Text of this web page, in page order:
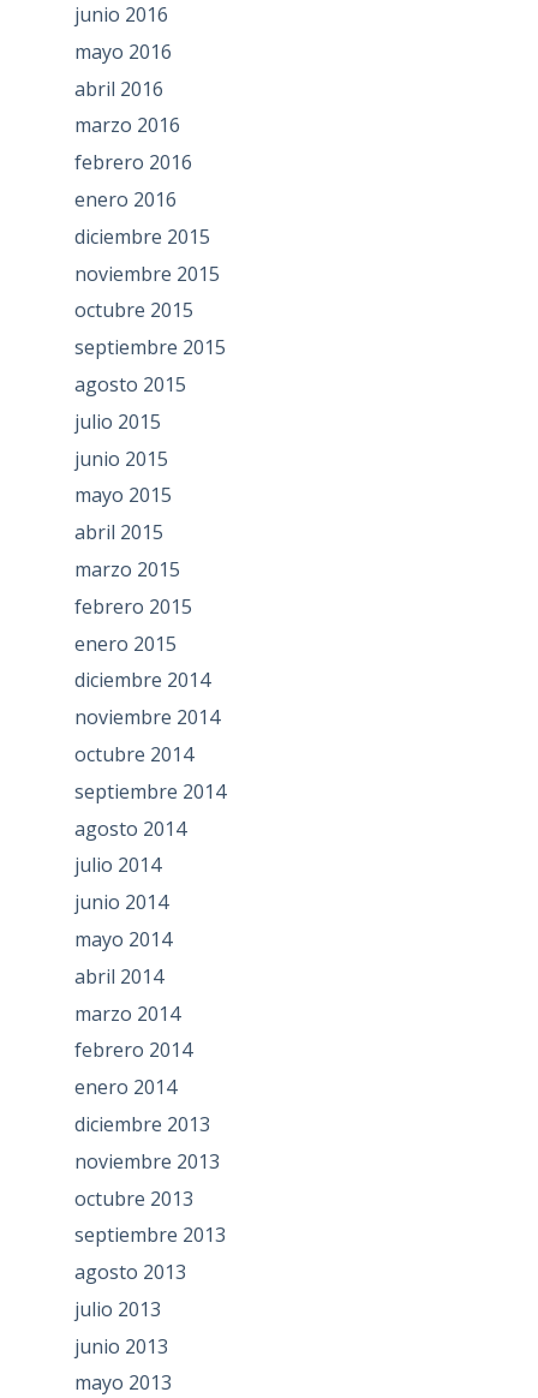
junio 2016
mayo 2016
abril 2016
marzo 2016
febrero 2016
enero 2016
diciembre 2015
noviembre 2015
octubre 2015
septiembre 2015
agosto 2015
julio 2015
junio 2015
mayo 2015
abril 2015
marzo 2015
febrero 2015
enero 2015
diciembre 2014
noviembre 2014
octubre 2014
septiembre 2014
agosto 2014
julio 2014
junio 2014
mayo 2014
abril 2014
marzo 2014
febrero 2014
enero 2014
diciembre 2013
noviembre 2013
octubre 2013
septiembre 2013
agosto 2013
julio 2013
junio 2013
mayo 2013